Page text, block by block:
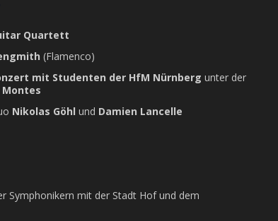
Quartett
(Flamenco)
mit Studenten der HfM Nürnberg unter der
Montes
Nikolas Göhl und Damien Lancelle
Symphonikern mit der Stadt Hof und dem